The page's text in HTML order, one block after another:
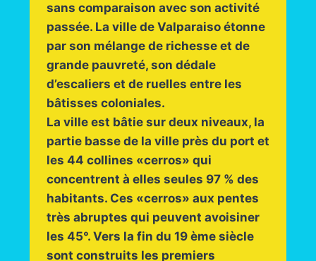
sans comparaison avec son activité
passée. La ville de Valparaiso étonne
par son mélange de richesse et de
grande pauvreté, son dédale
d’escaliers et de ruelles entre les
bâtisses coloniales.
La ville est bâtie sur deux niveaux, la
partie basse de la ville près du port et
les 44 collines «cerros» qui
concentrent à elles seules 97 % des
habitants. Ces «cerros» aux pentes
très abruptes qui peuvent avoisiner
les 45°. Vers la fin du 19 ème siècle
sont construits les premiers